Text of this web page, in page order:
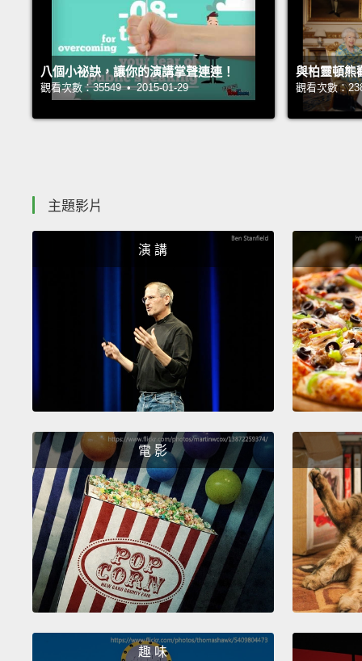
八個小祕訣，讓你的演講掌聲連連！
觀看次數：35549 • 2015-01-29
與柏靈頓熊
觀看次數：
主題影片
演 講
電 影
趣 味